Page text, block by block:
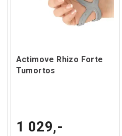
Actimove Rhizo Forte
Tumortos
1 029,-